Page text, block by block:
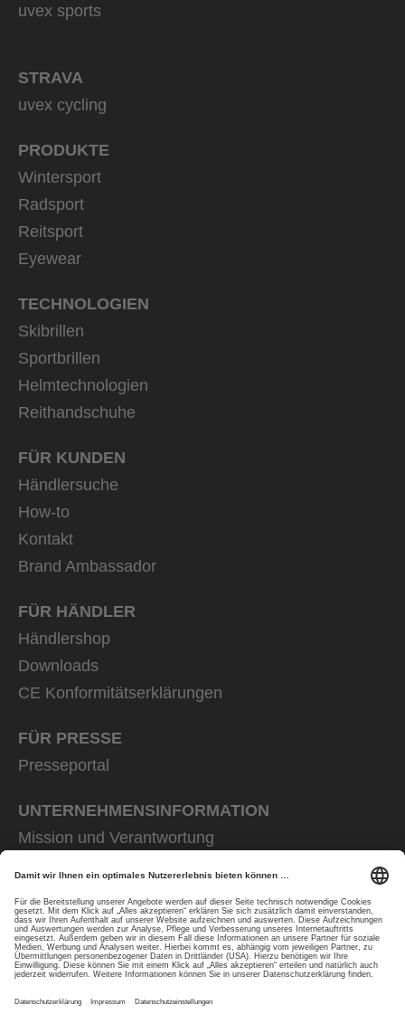
uvex sports
STRAVA
uvex cycling
PRODUKTE
Wintersport
Radsport
Reitsport
Eyewear
TECHNOLOGIEN
Skibrillen
Sportbrillen
Helmtechnologien
Reithandschuhe
FÜR KUNDEN
Händlersuche
How-to
Kontakt
Brand Ambassador
FÜR HÄNDLER
Händlershop
Downloads
CE Konformitätserklärungen
FÜR PRESSE
Presseportal
UNTERNEHMENS­INFORMATION
Mission und Verantwortung
Rainer Winter Stiftung
Karriere
Datenschutz